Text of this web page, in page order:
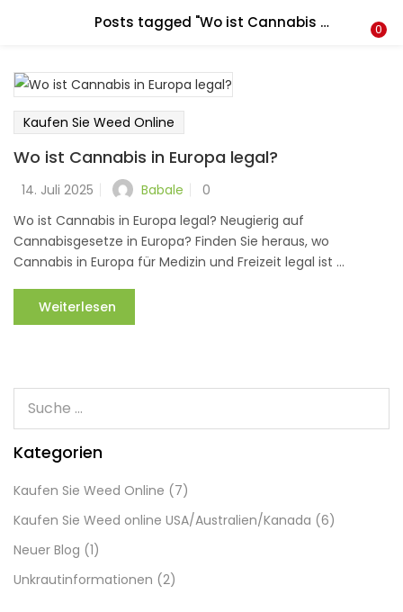
Posts tagged "Wo ist Cannabis legal in Europa?" 0
Kaufen Sie Weed Online
Wo ist Cannabis in Europa legal?
14. Juli 2025 Babale
0
Wo ist Cannabis in Europa legal? Neugierig auf
Cannabisgesetze in Europa? Finden Sie heraus, wo
Cannabis in Europa für Medizin und Freizeit legal ist ...
Weiterlesen
Kategorien
Kaufen Sie Weed Online (7)
Kaufen Sie Weed online USA/Australien/Kanada (6)
Neuer Blog (1)
Unkrautinformationen (2)
LOGIN REGISTER
Geben Sie Ihren Benutzernamen und Ihr Passwort ein, um
sich anzumelden.
Login